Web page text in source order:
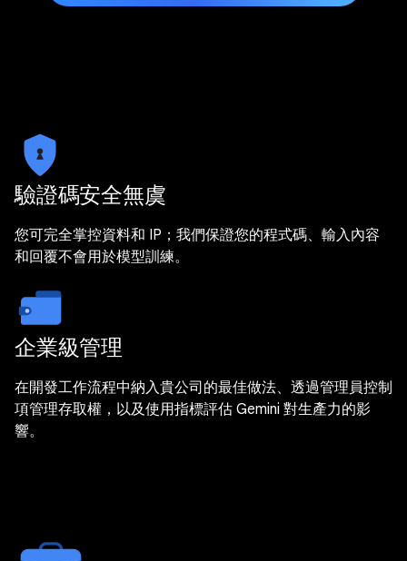
驗證碼安全無虞
您可完全掌控資料和 IP；我們保證您的程式碼、輸入內容
和回覆不會用於模型訓練。
企業級管理
在開發工作流程中納入貴公司的最佳做法、透過管理員控制
項管理存取權，以及使用指標評估 Gemini 對生產力的影
響。